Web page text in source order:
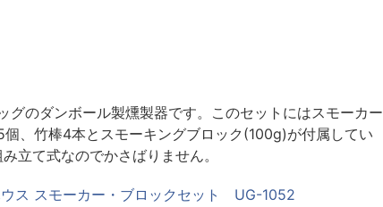
グのダンボール製燻製器です。このセットにはスモーカー
、竹棒4本とスモーキングブロック(100g)が付属してい
立て式なのでかさばりません。
ス スモーカー・ブロックセット UG-1052